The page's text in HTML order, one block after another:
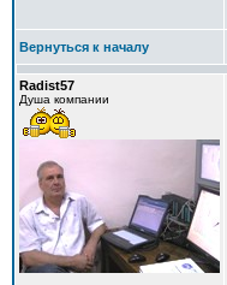
Вернуться к началу
Radist57
Душа компании